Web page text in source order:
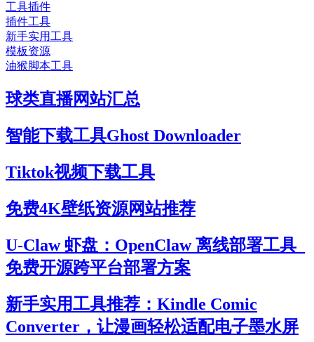
工具插件
插件工具
新手实用工具
模板资源
油猴脚本工具
球类直播网站汇总
智能下载工具Ghost Downloader
Tiktok视频下载工具
免费4K壁纸资源网站推荐
U-Claw 虾盘：OpenClaw 离线部署工具_
免费开源跨平台部署方案
新手实用工具推荐：Kindle Comic
Converter，让漫画轻松适配电子墨水屏